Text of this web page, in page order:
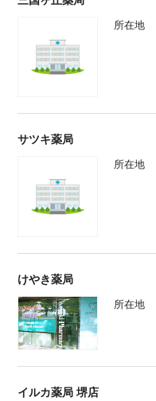
所在地
サツキ薬局
所在地
けやき薬局
所在地
イルカ薬局 堺店